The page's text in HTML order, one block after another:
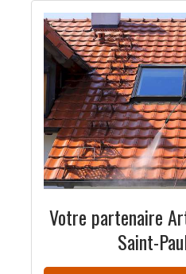
Votre partenaire
Saint-